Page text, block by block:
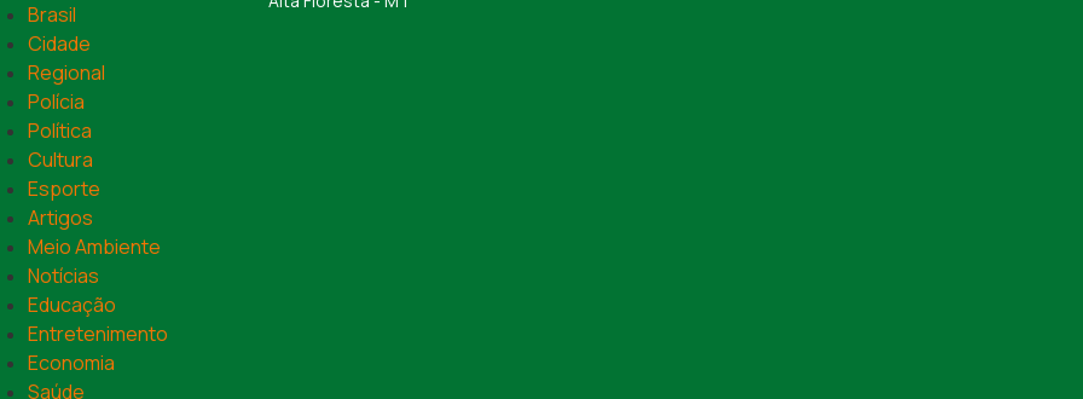
Brasil
Cidade
Regional
Polícia
Política
Cultura
Esporte
Artigos
Meio Ambiente
Notícias
Educação
Entretenimento
Economia
Saúde